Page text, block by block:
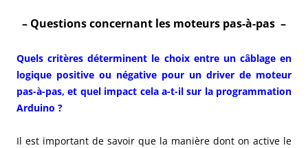
– Questions concernant les moteurs pas-à-pas –
Quels critères déterminent le choix entre un câblage en
logique positive ou négative pour un driver de moteur
pas-à-pas, et quel impact cela a-t-il sur la programmation
Arduino ?
Il est important de savoir que la manière dont on active le